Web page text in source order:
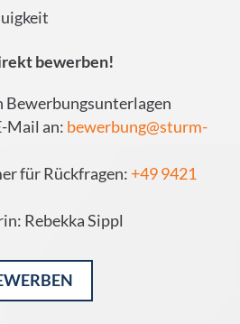
bewerben!
Bewerbungsunterlagen
Mail an: bewerbung@sturm-
für Rückfragen: +49 9421
Rebekka Sippl